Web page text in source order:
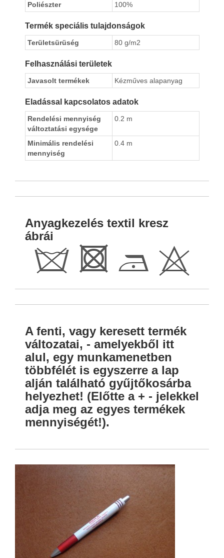
Poliészter 100%
Termék speciális tulajdonságok
Területsürüség 80 g/m2
Felhasználási területek
Javasolt termékek Kézműves alapanyag
Eladással kapcsolatos adatok
Rendelési mennyiség
változtatási egysége
0.2 m
Minimális rendelési
mennyiség
0.4 m
Anyagkezelés textil kresz
ábrái
d R D H
A fenti, vagy keresett termék
változatai, - amelyekből itt
alul, egy munkamenetben
többfélét is egyszerre a lap
alján található gyűjtőkosárba
helyezhet! (Előtte a + - jelekkel
adja meg az egyes termékek
mennyiségét!).